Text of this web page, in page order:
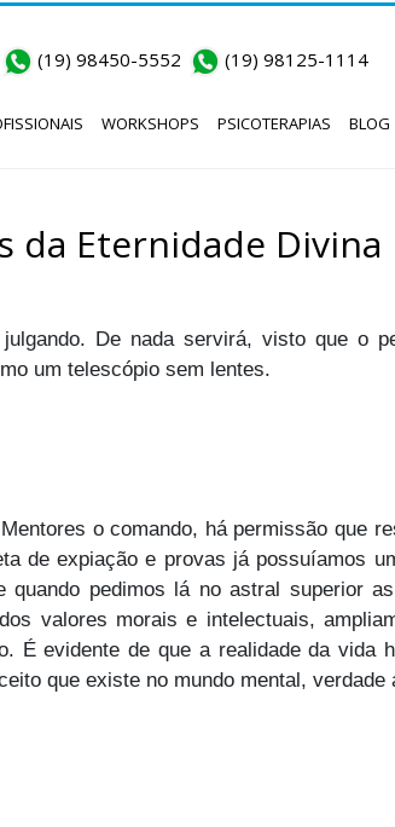
(19) 98450-5552 (19) 98125-1114
WORKSHOPS PSICOTERAPIAS BLOG
da Eternidade Divina
De nada servirá, visto que o
um telescópio sem lentes.
o comando, há permissão que
de expiação e provas já possuíamos
pedimos lá no astral superior
valores morais e intelectuais,
É evidente de que a realidade da vida
que existe no mundo mental,